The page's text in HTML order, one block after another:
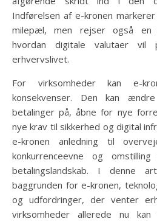
Indførelsen af e-kronen
milepæl, men rejser også en
hvordan digitale valutaer vil
erhvervslivet.
For virksomheder kan e-
konsekvenser. Den kan
betalinger på, åbne for nye
nye krav til sikkerhed og digital
e-kronen anledning til
konkurrenceevne og
betalingslandskab. I denne
baggrunden for e-kronen,
og udfordringer, der venter
virksomheder allerede nu